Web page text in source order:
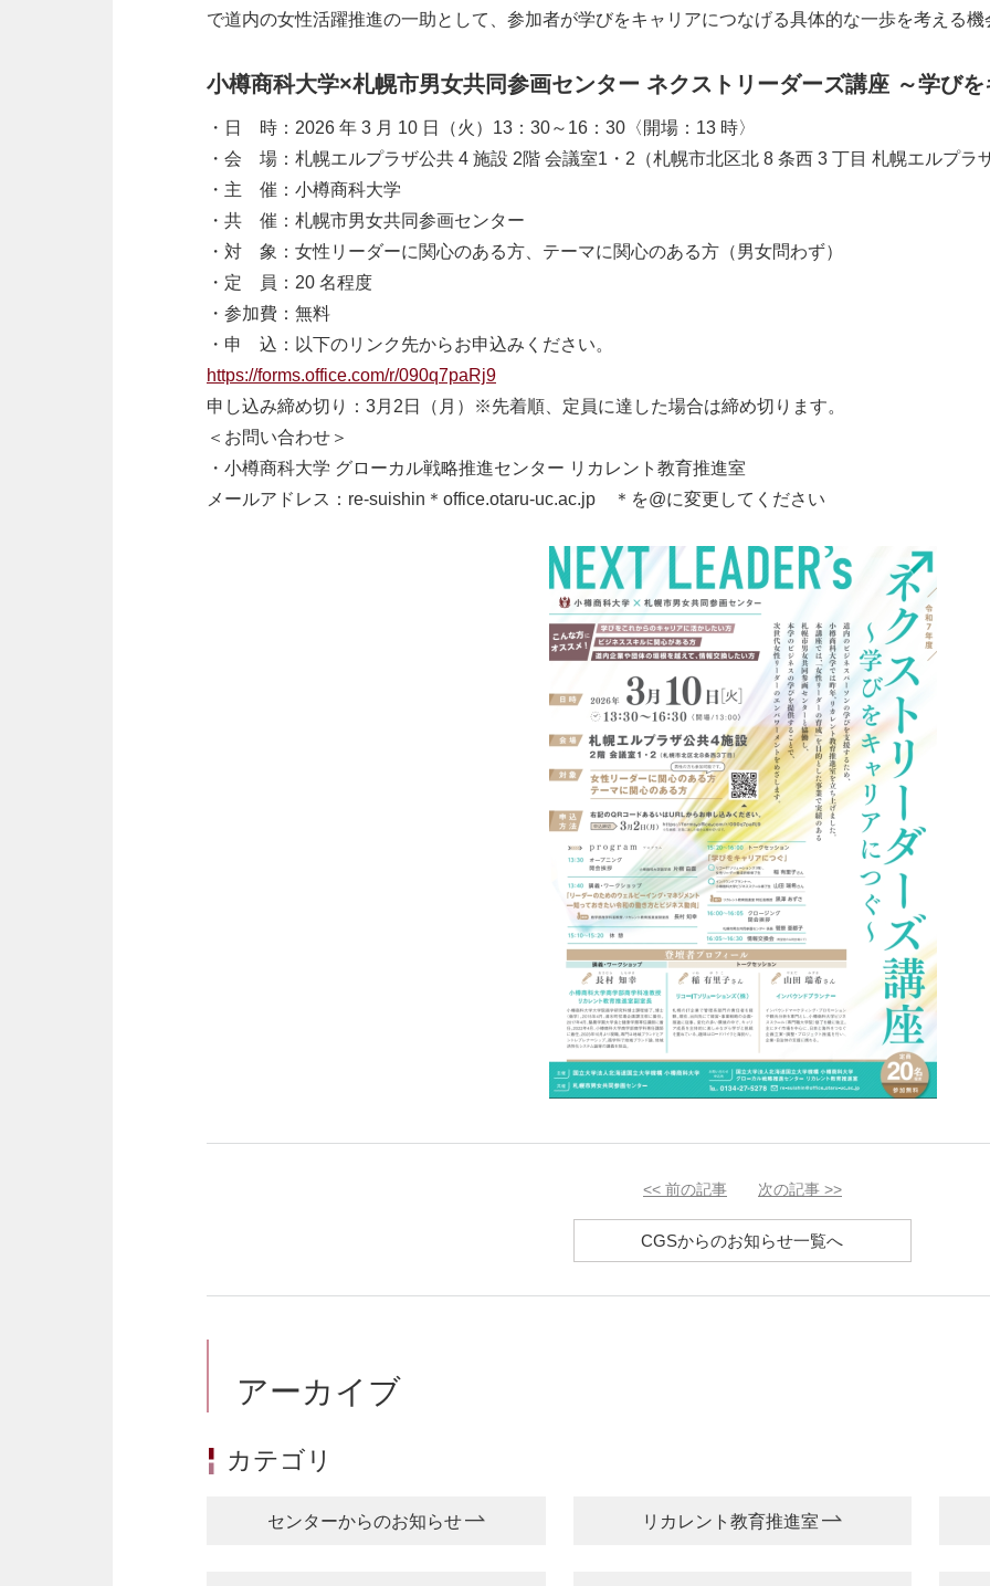
で道内の女性活躍推進の一助として、参加者が学びをキャリアにつなげる具体的な一歩を考える
小樽商科大学×札幌市男女共同参画センター ネクストリーダーズ講座 ～学び
・日 時：2026 年 3 月 10 日（火）13：30～16：30〈開場：13 時〉
・会 場：札幌エルプラザ公共 4 施設 2階 会議室1・2（札幌市北区北 8 条西 3 丁目 札幌エルプラ
・主 催：小樽商科大学
・共 催：札幌市男女共同参画センター
・対 象：女性リーダーに関心のある方、テーマに関心のある方（男女問わず）
・定 員：20 名程度
・参加費：無料
・申 込：以下のリンク先からお申込みください。
https://forms.office.com/r/090q7paRj9
申し込み締め切り：3月2日（月）※先着順、定員に達した場合は締め切ります。
＜お問い合わせ＞
・小樽商科大学 グローカル戦略推進センター リカレント教育推進室
メールアドレス：re-suishin＊office.otaru-uc.ac.jp ＊を@に変更してください
<< 前の記事 次の記事 >>
CGSからのお知らせ一覧へ
アーカイブ
カテゴリ
センターからのお知らせ リカレント教育推進室